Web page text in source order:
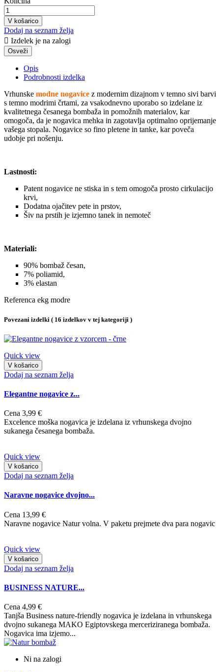
V košarico
Dodaj na seznam želja
 Izdelek je na zalogi
Opis
Podrobnosti izdelka
Vrhunske modne nogavice z modernim dizajnom v temno sivi barvi
s temno modrimi črtami, za vsakodnevno uporabo so izdelane iz
kvalitetnega česanega bombaža in pomožnih materialov, kar
omogoča, da je nogavica mehka in zagotavlja optimalno oprijemanje
vašega stopala. Nogavice so fino pletene in tanke, kar poveča
udobje pri nošenju.
Lastnosti:
Patent nogavice ne stiska in s tem omogoča prosto cirkulacijo
krvi,
Dodatna ojačitev pete in prstov,
Šiv na prstih je izjemno tanek in nemoteč
Materiali:
90% bombaž česan,
7% poliamid,
3% elastan
Referenca ekg modre
Povezani izdelki ( 16 izdelkov v tej kategoriji )
Quick view
V košarico
Dodaj na seznam želja
Elegantne nogavice z...
Cena 3,99 €
Excelence moška nogavica je izdelana iz vrhunskega dvojno
sukanega česanega bombaža.
Quick view
V košarico
Dodaj na seznam želja
Naravne nogavice dvojno...
Cena 13,99 €
Naravne nogavice Natur volna. V paketu prejmete dva para nogavic
Quick view
V košarico
Dodaj na seznam želja
BUSINESS NATURE...
Cena 4,99 €
Tanjša Business nature-friendly nogavica je izdelana in vrhunskega
dvojno sukanega MAKO Egiptovskega merceriziranega bombaža.
Nogavica ima izjemo...
Ni na zalogi